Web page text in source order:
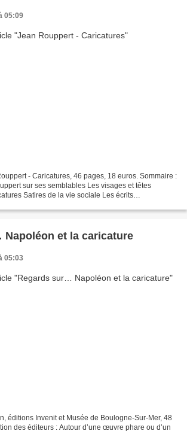
05:09
- Caricatures, 46 pages, 18 euros. Sommaire :
sur ses semblables Les visages et têtes
Satires de la vie sociale Les écrits
et la caricature
05:03
éditions Invenit et Musée de Boulogne-Sur-Mer, 48
des éditeurs : Autour d’une œuvre phare ou d’un